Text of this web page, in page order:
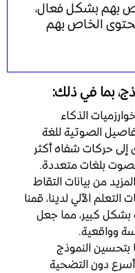
بهم بشكل فعال،
الخاص بهم
بما في ذلك:
الذكاء
الصوتية للغة
حركات شفاه أكثر
بلغات متعددة.
من بيانات التقاط
الآلي لدينا، قمنا
كبير، مما جعل
وواقعية.
النموذج
دون التضحية